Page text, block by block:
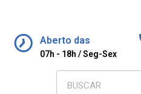
Aberto das
07h - 18h / Seg-Sex